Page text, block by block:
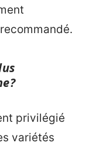
privilégié
variétés